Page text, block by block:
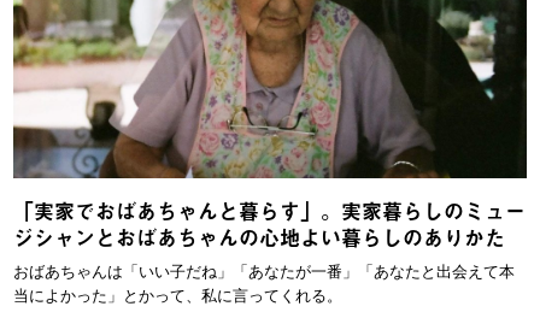
「実家でおばあちゃんと暮らす」。実家暮らしのミュー
ジシャンとおばあちゃんの心地よい暮らしのありかた
おばあちゃんは「いい子だね」「あなたが一番」「あなたと出会えて本
当によかった」とかって、私に言ってくれる。